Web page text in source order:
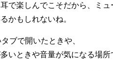
で楽しんでこそだから、ミュ
かもしれないね。
ブで開いたときや、
いときや音量が気になる場所